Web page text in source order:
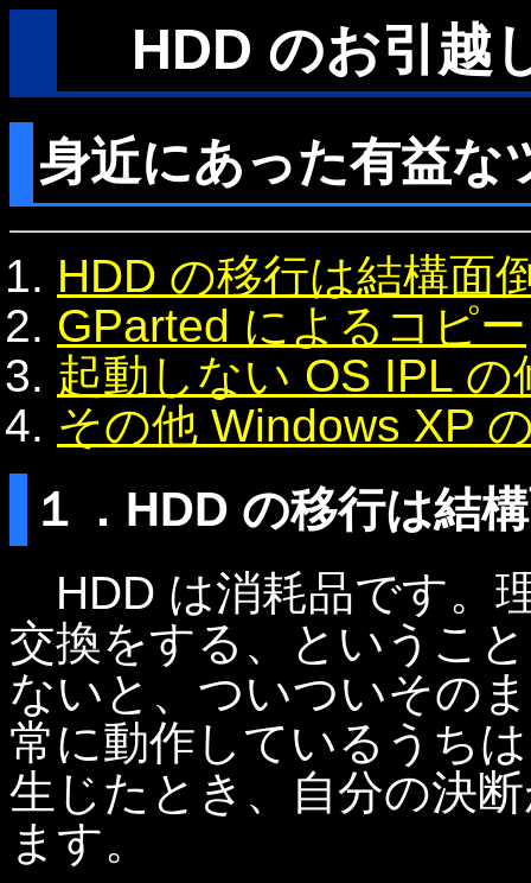
HDD のお引越
身近にあった有益な
HDD の移行は結構面
GParted によるコピー
起動しない OS IPL の
その他 Windows XP
１．HDD の移行は結
HDD は消耗品です。
交換をする、というこ
ないと、ついついその
常に動作しているうち
生じたとき、自分の決
ます。